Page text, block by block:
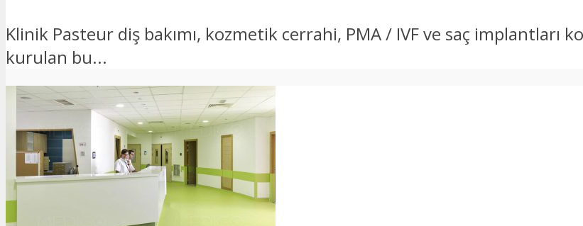
Klinik Pasteur diş bakımı, kozmetik cerrahi, PMA / IVF ve saç implantları
kurulan bu...